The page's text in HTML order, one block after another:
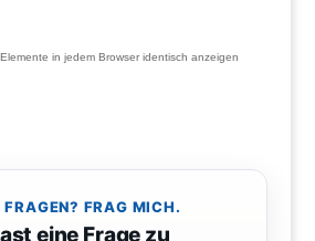
in jedem Browser identisch anzeigen
FRAGEN? FRAG MICH.
eine Frage zu